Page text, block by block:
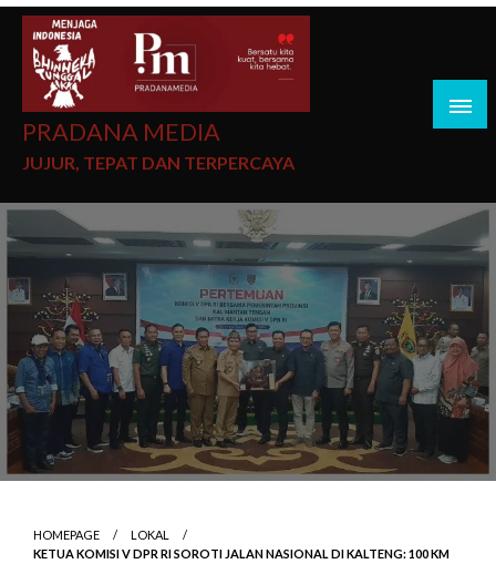
PRADANA MEDIA
JUJUR, TEPAT DAN TERPERCAYA
HOMEPAGE
LOKAL
KETUA KOMISI V DPR RI SOROTI JALAN NASIONAL DI KALTENG: 100 KM